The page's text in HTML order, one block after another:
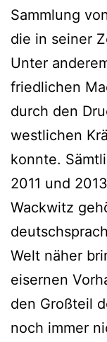
Sammlung
die in seiner
Unter
friedlichen
durch den
westlichen
konnte.
2011 und
Wackwitz
Welt näher
eisernen
den Großteil
noch immer